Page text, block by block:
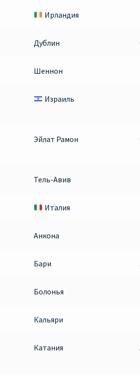
Ирландия
Дублин
Шеннон
Израиль
Эйлат Рамон
Тель-Авив
Италия
Анкона
Бари
Болонья
Кальяри
Катания